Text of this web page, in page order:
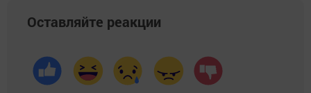
Оставляйте реакции